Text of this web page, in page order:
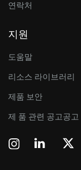
연락처
지원
도움말
리소스 라이브러리
제품 보안
제 품 관련 공고공고